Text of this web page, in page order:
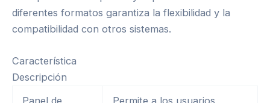
diferentes formatos garantiza la flexibilidad y la
compatibilidad con otros sistemas.
Característica
Descripción